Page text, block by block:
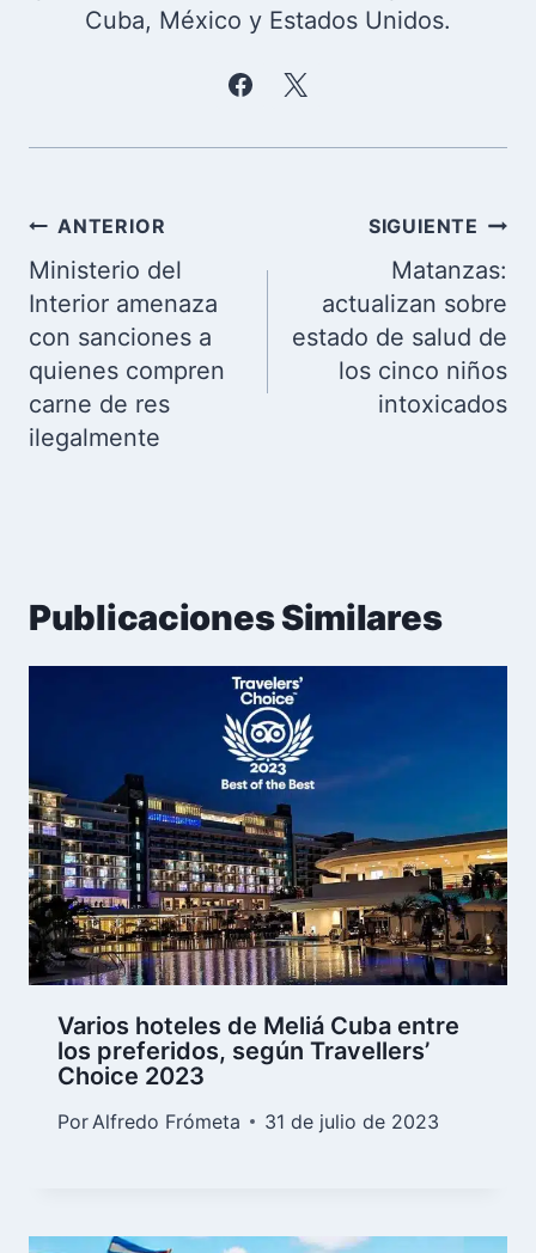
Cuba, México y Estados Unidos.
Navegación
de
entradas
ANTERIOR
Ministerio del
Interior amenaza
con sanciones a
quienes compren
carne de res
ilegalmente
SIGUIENTE
Matanzas:
actualizan sobre
estado de salud de
los cinco niños
intoxicados
Publicaciones Similares
Varios hoteles de Meliá Cuba entre
los preferidos, según Travellers’
Choice 2023
Por Alfredo Frómeta 31 de julio de 2023